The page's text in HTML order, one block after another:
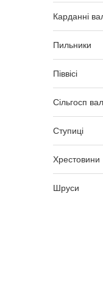
Карданні
Пильники
Піввісі
Сільгосп
Ступиці
Хрестовини
Шруси
Корпус
27мм,